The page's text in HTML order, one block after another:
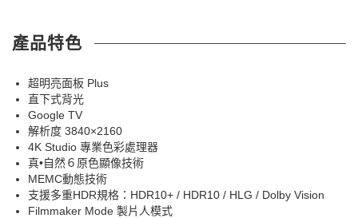
產品特色
超明亮面板 Plus
直下式背光
Google TV
解析度 3840×2160
4K Studio 專業色彩處理器
真•自然６原色顯像技術
MEMC動態技術
支援多重HDR規格：HDR10+ / HDR10 / HLG / Dolby Vision
Filmmaker Mode 製片人模式